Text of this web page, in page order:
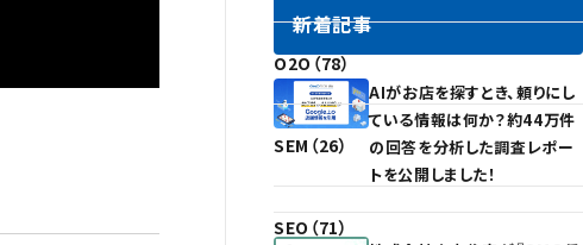
O2O（78）
SEM（26）
SEO（71）
新着記事
AIがお店を探すとき、頼りにし
ている情報は何か？約44万件
の回答を分析した調査レポー
トを公開しました！